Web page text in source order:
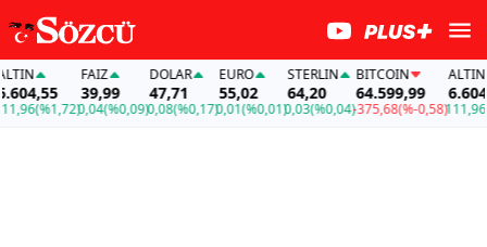
(%1,72)
FAİZ
39,99
0,04(%0,09)
DOLAR
47,71
0,08(%0,17)
EURO
55,02
0,01(%0,01)
STERLIN
64,20
0,03(%0,04)
BITCOIN
64.599,99
-375,68(%-0,58)
ALTIN
111,96